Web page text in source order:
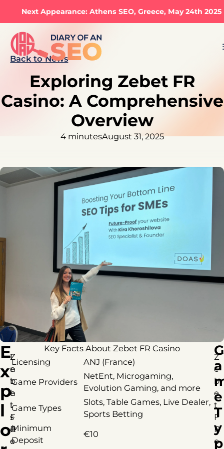
Next Appearance: Athens SEO, Greece, May 24th 2025
Exploring Zebet FR
Casino: A Comprehensive
Overview
4 minutesAugust 31, 2025
Back to News
E
x
p
l
o
Z
e
b
e
t
F
R
c
I
n
t
h
i
s
d
e
Key Facts About Zebet FR Casino
Licensing
ANJ (France)
Game Providers
NetEnt, Microgaming,
Evolution Gaming, and more
Game Types
Slots, Table Games, Live Dealer,
Sports Betting
Minimum
Deposit
€10
G
a
e
T
y
p
Z
e
b
e
t
F
R
o